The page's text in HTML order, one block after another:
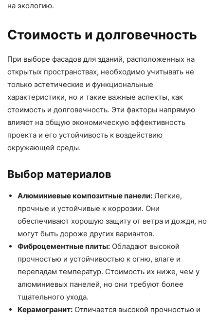
на экологию.
Стоимость и долговечность
При выборе фасадов для зданий, расположенных на
открытых пространствах, необходимо учитывать не
только эстетические и функциональные
характеристики, но и такие важные аспекты, как
стоимость и долговечность. Эти факторы напрямую
влияют на общую экономическую эффективность
проекта и его устойчивость к воздействию
окружающей среды.
Выбор материалов
Алюминиевые композитные панели: Легкие,
прочные и устойчивые к коррозии. Они
обеспечивают хорошую защиту от ветра и дождя, но
могут быть дороже других вариантов.
Фиброцементные плиты: Обладают высокой
прочностью и устойчивостью к огню, влаге и
перепадам температур. Стоимость их ниже, чем у
алюминиевых панелей, но они требуют более
тщательного ухода.
Керамогранит: Отличается высокой прочностью и